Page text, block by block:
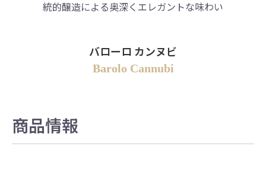
統的醸造による奥深くエレガントな味わい
バローロ カンヌビ
Barolo Cannubi
商品情報